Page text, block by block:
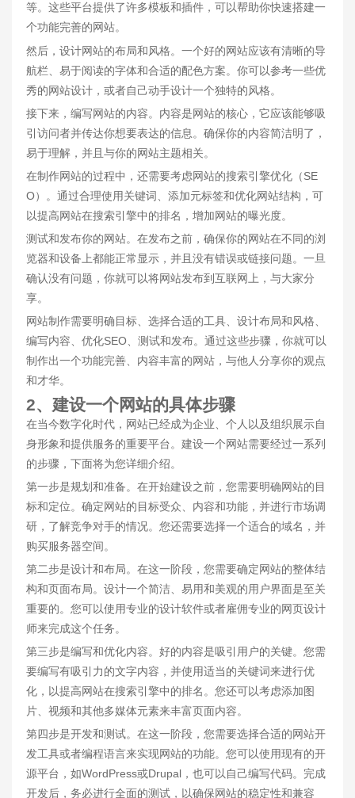
等。这些平台提供了许多模板和插件，可以帮助你快速搭建一
个功能完善的网站。
然后，设计网站的布局和风格。一个好的网站应该有清晰的导
航栏、易于阅读的字体和合适的配色方案。你可以参考一些优
秀的网站设计，或者自己动手设计一个独特的风格。
接下来，编写网站的内容。内容是网站的核心，它应该能够吸
引访问者并传达你想要表达的信息。确保你的内容简洁明了，
易于理解，并且与你的网站主题相关。
在制作网站的过程中，还需要考虑网站的搜索引擎优化（SE
O）。通过合理使用关键词、添加元标签和优化网站结构，可
以提高网站在搜索引擎中的排名，增加网站的曝光度。
测试和发布你的网站。在发布之前，确保你的网站在不同的浏
览器和设备上都能正常显示，并且没有错误或链接问题。一旦
确认没有问题，你就可以将网站发布到互联网上，与大家分
享。
网站制作需要明确目标、选择合适的工具、设计布局和风格、
编写内容、优化SEO、测试和发布。通过这些步骤，你就可以
制作出一个功能完善、内容丰富的网站，与他人分享你的观点
和才华。
2、建设一个网站的具体步骤
在当今数字化时代，网站已经成为企业、个人以及组织展示自
身形象和提供服务的重要平台。建设一个网站需要经过一系列
的步骤，下面将为您详细介绍。
第一步是规划和准备。在开始建设之前，您需要明确网站的目
标和定位。确定网站的目标受众、内容和功能，并进行市场调
研，了解竞争对手的情况。您还需要选择一个适合的域名，并
购买服务器空间。
第二步是设计和布局。在这一阶段，您需要确定网站的整体结
构和页面布局。设计一个简洁、易用和美观的用户界面是至关
重要的。您可以使用专业的设计软件或者雇佣专业的网页设计
师来完成这个任务。
第三步是编写和优化内容。好的内容是吸引用户的关键。您需
要编写有吸引力的文字内容，并使用适当的关键词来进行优
化，以提高网站在搜索引擎中的排名。您还可以考虑添加图
片、视频和其他多媒体元素来丰富页面内容。
第四步是开发和测试。在这一阶段，您需要选择合适的网站开
发工具或者编程语言来实现网站的功能。您可以使用现有的开
源平台，如WordPress或Drupal，也可以自己编写代码。完成
开发后，务必进行全面的测试，以确保网站的稳定性和兼容